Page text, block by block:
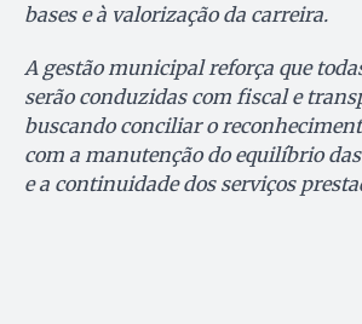
bases e à valorização da carreira.
A gestão municipal reforça que
serão conduzidas com fiscal e
buscando conciliar o
com a manutenção do equilíbrio
e a continuidade dos serviços